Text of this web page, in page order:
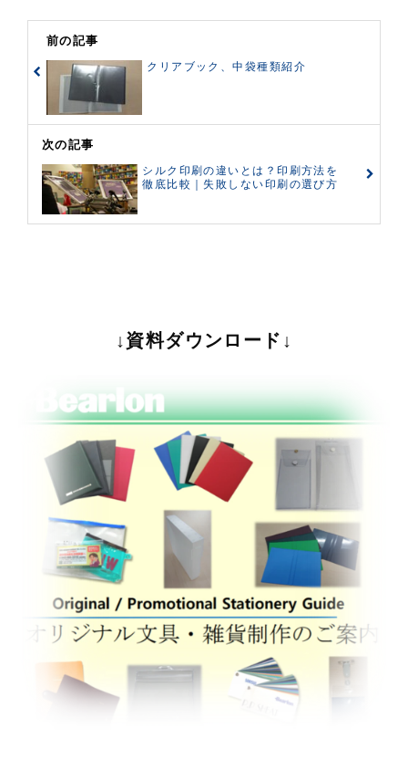
前の記事
クリアブック、中袋種類紹介
次の記事
シルク印刷の違いとは？印刷方法を
徹底比較｜失敗しない印刷の選び方
↓資料ダウンロード↓